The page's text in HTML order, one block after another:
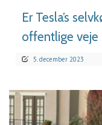
Er Tesla’s
offentlige veje
5. december 2023